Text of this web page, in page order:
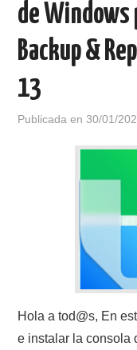
de Windows
Backup &
13
Publicada en30/01/
Hola a tod@s, En
e instalar la consola